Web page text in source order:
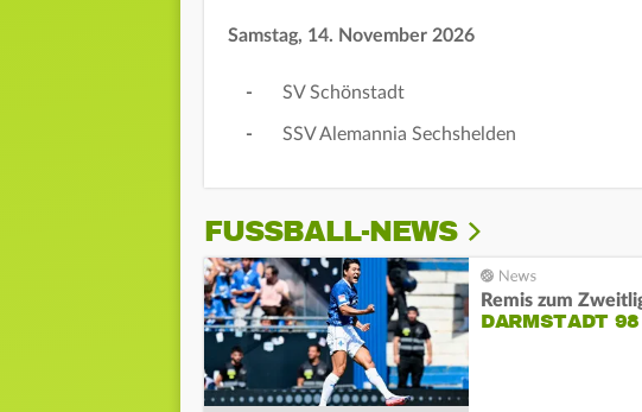
Samstag, 14. November 2026
-
-
SV Schönstadt
SSV Alemannia Sechshelden
FUSSBALL-NEWS
Remis zum
DARMSTADT